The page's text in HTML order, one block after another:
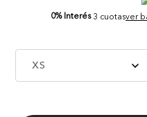
0% Interés 3 cuotasver
XS